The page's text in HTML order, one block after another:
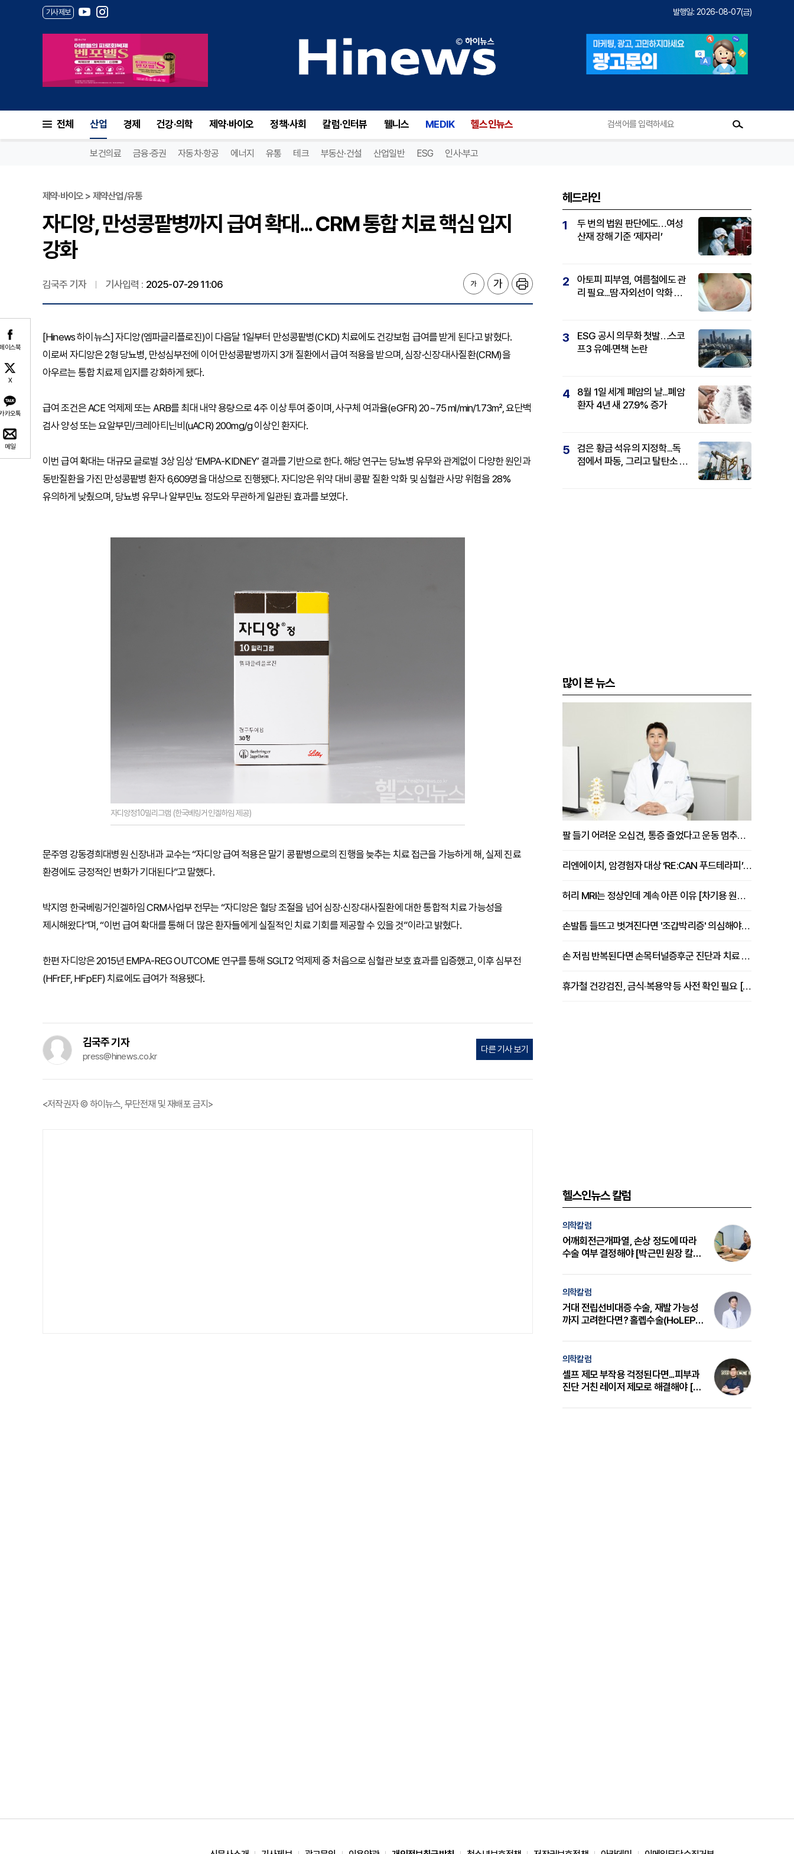
기사제보 발행일: 2026-08-07(금)
전체 산업 경제 건강·의학 제약·바이오 정책·사회 칼럼·인터뷰 웰니스 MEDIK 헬스인뉴스
보건의료 금융·증권 자동차·항공 에너지 유통 테크 부동산·건설 산업일반 ESG 인사·부고
이스북
X
카오톡
메일
제약·바이오 > 제약산업/유통
자디앙, 만성콩팥병까지 급여 확대... CRM 통합 치료 핵심 입지
강화
김국주 기자 기사입력 : 2025-07-29 11:06
[Hinews 하이뉴스] 자디앙(엠파글리플로진)이 다음달 1일부터 만성콩팥병(CKD) 치료에도 건강보험 급여를 받게 된다고 밝혔다.
이로써 자디앙은 2형 당뇨병, 만성심부전에 이어 만성콩팥병까지 3개 질환에서 급여 적용을 받으며, 심장·신장·대사질환(CRM)을
아우르는 통합 치료제 입지를 강화하게 됐다.
급여 조건은 ACE 억제제 또는 ARB를 최대 내약 용량으로 4주 이상 투여 중이며, 사구체 여과율(eGFR) 20~75 ml/min/1.73m², 요단백
검사 양성 또는 요알부민/크레아티닌비(uACR) 200mg/g 이상인 환자다.
이번 급여 확대는 대규모 글로벌 3상 임상 ‘EMPA-KIDNEY’ 결과를 기반으로 한다. 해당 연구는 당뇨병 유무와 관계없이 다양한 원인과
동반질환을 가진 만성콩팥병 환자 6,609명을 대상으로 진행됐다. 자디앙은 위약 대비 콩팥 질환 악화 및 심혈관 사망 위험을 28%
유의하게 낮췄으며, 당뇨병 유무나 알부민뇨 정도와 무관하게 일관된 효과를 보였다.
자디앙정10밀리그램 (한국베링거인겔하임 제공)
문주영 강동경희대병원 신장내과 교수는 “자디앙 급여 적용은 말기 콩팥병으로의 진행을 늦추는 치료 접근을 가능하게 해, 실제 진료
환경에도 긍정적인 변화가 기대된다”고 말했다.
박지영 한국베링거인겔하임 CRM사업부 전무는 “자디앙은 혈당 조절을 넘어 심장·신장·대사질환에 대한 통합적 치료 가능성을
제시해왔다”며, “이번 급여 확대를 통해 더 많은 환자들에게 실질적인 치료 기회를 제공할 수 있을 것”이라고 밝혔다.
한편 자디앙은 2015년 EMPA-REG OUTCOME 연구를 통해 SGLT2 억제제 중 처음으로 심혈관 보호 효과를 입증했고, 이후 심부전
(HFrEF, HFpEF) 치료에도 급여가 적용됐다.
김국주 기자
press@hinews.co.kr
다른 기사 보기
<저작권자 © 하이뉴스, 무단전재 및 재배포 금지>
헤드라인
1
두 번의 법원 판단에도…여성
산재 장해 기준 ‘제자리’
2
아토피 피부염, 여름철에도 관
리 필요...땀·자외선이 악화 요
3
ESG 공시 의무화 첫발…스코
프3 유예·면책 논란
4
8월 1일 세계 폐암의 날...폐암
환자 4년 새 27.9% 증가
5
검은 황금 석유의 지정학...독
점에서 파동, 그리고 탈탄소 패
많이 본 뉴스
팔 들기 어려운 오십견, 통증 줄었다고 운동 멈추면 안 되는 이유 [이병욱 원장 칼럼]
리엔에이치, 암경험자 대상 ‘RE:CAN 푸드테라피’ 운영
허리 MRI는 정상인데 계속 아픈 이유 [차기용 원장 칼럼]
손발톱 들뜨고 벗겨진다면 '조갑박리증' 의심해야 [김철윤 원장 칼럼]
손 저림 반복된다면 손목터널증후군 진단과 치료 시기 살펴야 [김동현 원장 칼럼]
휴가철 건강검진, 금식·복용약 등 사전 확인 필요 [정도감 원장 칼럼]
헬스인뉴스 칼럼
의학칼럼
어깨회전근개파열, 손상 정도에 따라
수술 여부 결정해야 [박근민 원장 칼
의학칼럼
거대 전립선비대증 수술, 재발 가능성
까지 고려한다면? 홀렙수술(HoLEP)
의학칼럼
셀프 제모 부작용 걱정된다면...피부과
진단 거친 레이저 제모로 해결해야 [변